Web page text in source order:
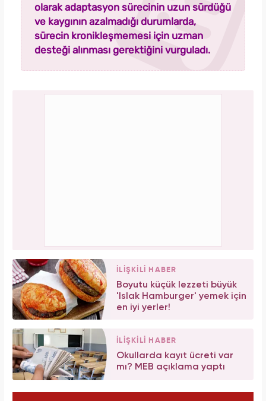
olarak adaptasyon sürecinin uzun sürdüğü
ve kaygının azalmadığı durumlarda,
sürecin kronikleşmemesi için uzman
desteği alınması gerektiğini vurguladı.
İLİŞKİLİ HABER
Boyutu küçük lezzeti büyük
'Islak Hamburger' yemek için
en iyi yerler!
İLİŞKİLİ HABER
Okullarda kayıt ücreti var
mı? MEB açıklama yaptı